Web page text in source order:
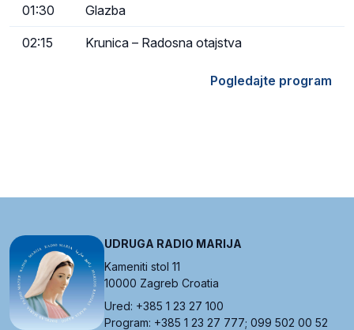
01:30 Glazba
02:15 Krunica – Radosna otajstva
Pogledajte program
UDRUGA RADIO MARIJA
Kameniti stol 11
10000 Zagreb Croatia
Ured: +385 1 23 27 100
Program: +385 1 23 27 777; 099 502 00 52